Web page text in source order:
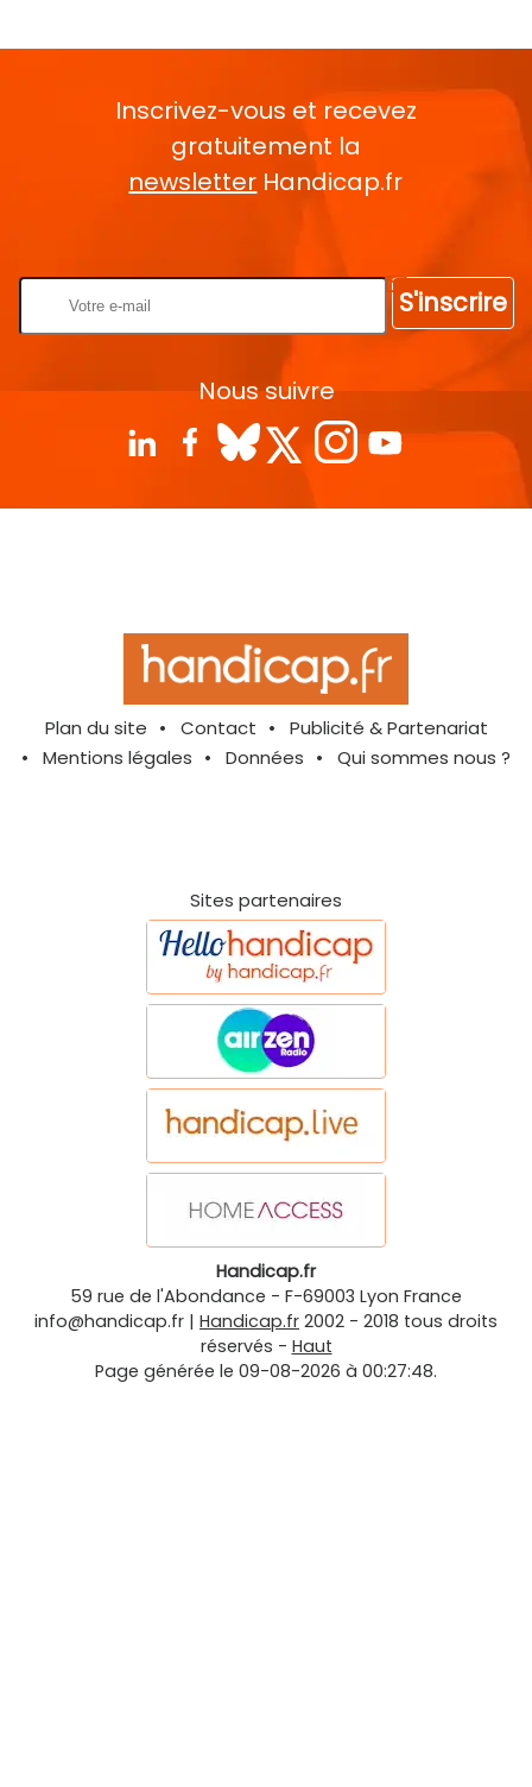
Inscrivez-vous et recevez
gratuitement la
newsletter Handicap.fr
S'inscrire
Nous suivre
Plan du site Contact
Publicité & Partenariat
Mentions légales
Données Qui sommes nous ?
Sites partenaires
Handicap.fr
59 rue de l'Abondance - F-69003 Lyon France
info@handicap.fr | Handicap.fr 2002 - 2018 tous droits
réservés - Haut
Page générée le 09-08-2026 à 00:27:48.